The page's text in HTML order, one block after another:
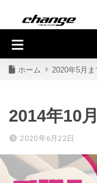
入庫車情報
ホーム 2020年5月
2014年10
2020年6月22日